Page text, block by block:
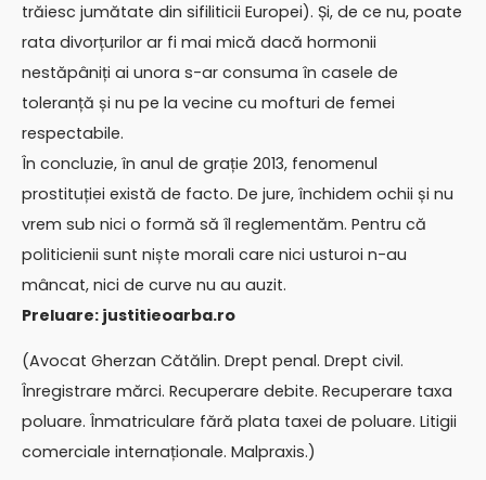
trăiesc jumătate din sifiliticii Europei). Și, de ce nu, poate
rata divorțurilor ar fi mai mică dacă hormonii
nestăpâniți ai unora s-ar consuma în casele de
toleranță și nu pe la vecine cu mofturi de femei
respectabile.
În concluzie, în anul de grație 2013, fenomenul
prostituției există de facto. De jure, închidem ochii și nu
vrem sub nici o formă să îl reglementăm. Pentru că
politicienii sunt niște morali care nici usturoi n-au
mâncat, nici de curve nu au auzit.
Preluare: justitieoarba.ro
(Avocat Gherzan Cătălin. Drept penal. Drept civil.
Înregistrare mărci. Recuperare debite. Recuperare taxa
poluare. Înmatriculare fără plata taxei de poluare. Litigii
comerciale internaționale. Malpraxis.)